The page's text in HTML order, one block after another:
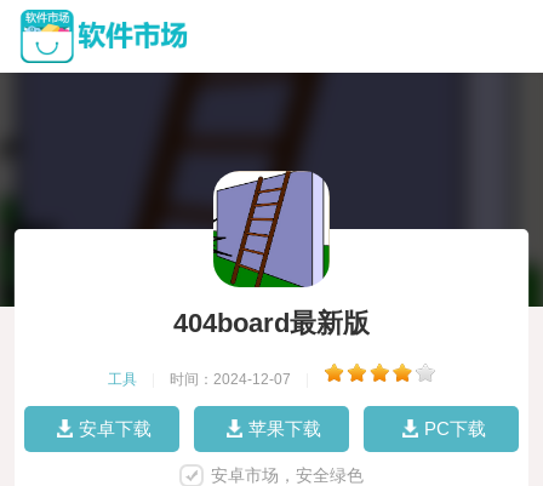
404board最新版
工具 时间：2024-12-07
安卓下载 苹果下载 PC下载
安卓市场，安全绿色